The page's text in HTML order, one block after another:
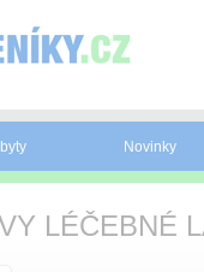
Novinky
LÉČEBNÉ